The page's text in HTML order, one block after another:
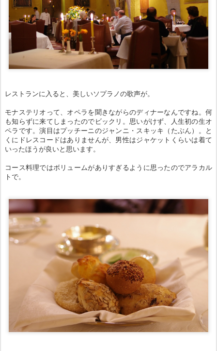
レストランに入ると、美しいソプラノの歌声が。
モナステリオって、オペラを聞きながらのディナーなんですね。何
も知らずに来てしまったのでビックリ。思いがけず、人生初の生オ
ペラです。演目はプッチーニのジャンニ・スキッキ（たぶん）。と
くにドレスコードはありませんが、男性はジャケットくらいは着て
いったほうが良いと思います。
コース料理ではボリュームがありすぎるように思ったのでアラカル
トで。